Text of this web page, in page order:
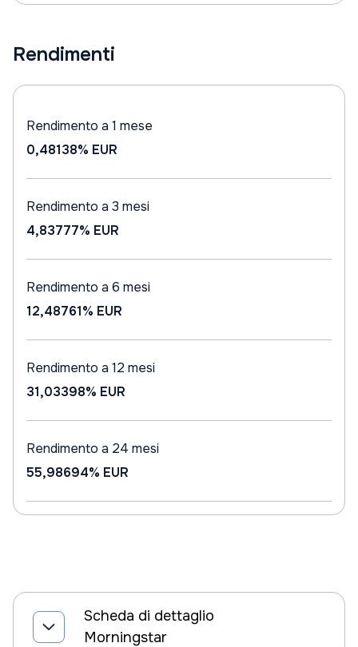
Rendimenti
Rendimento a 1 mese
0,48138% EUR
Rendimento a 3 mesi
4,83777% EUR
Rendimento a 6 mesi
12,48761% EUR
Rendimento a 12 mesi
31,03398% EUR
Rendimento a 24 mesi
55,98694% EUR
Scheda di dettaglio
Morningstar